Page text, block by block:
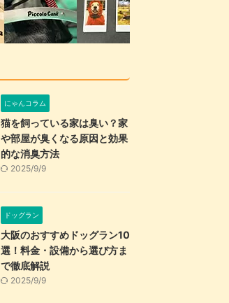
にゃんコラム
猫を飼っている家は臭い？家
や部屋が臭くなる原因と効果
的な消臭方法
2025/9/9
ドッグラン
大阪のおすすめドッグラン10
選！料金・設備から選び方ま
で徹底解説
2025/9/9